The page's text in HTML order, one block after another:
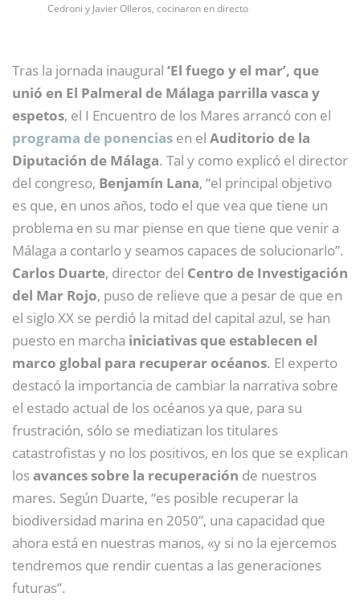
Cedroni y Javier Olleros, cocinaron en directo
Tras la jornada inaugural ‘El fuego y el mar’, que
unió en El Palmeral de Málaga parrilla vasca y
espetos, el I Encuentro de los Mares arrancó con el
programa de ponencias en el Auditorio de la
Diputación de Málaga. Tal y como explicó el director
del congreso, Benjamín Lana, “el principal objetivo
es que, en unos años, todo el que vea que tiene un
problema en su mar piense en que tiene que venir a
Málaga a contarlo y seamos capaces de solucionarlo”.
Carlos Duarte, director del Centro de Investigación
del Mar Rojo, puso de relieve que a pesar de que en
el siglo XX se perdió la mitad del capital azul, se han
puesto en marcha iniciativas que establecen el
marco global para recuperar océanos. El experto
destacó la importancia de cambiar la narrativa sobre
el estado actual de los océanos ya que, para su
frustración, sólo se mediatizan los titulares
catastrofistas y no los positivos, en los que se explican
losavances sobre la recuperación de nuestros
mares. Según Duarte, “es posible recuperar la
biodiversidad marina en 2050”, una capacidad que
ahora está en nuestras manos, «y si no la ejercemos
tendremos que rendir cuentas a las generaciones
futuras”.